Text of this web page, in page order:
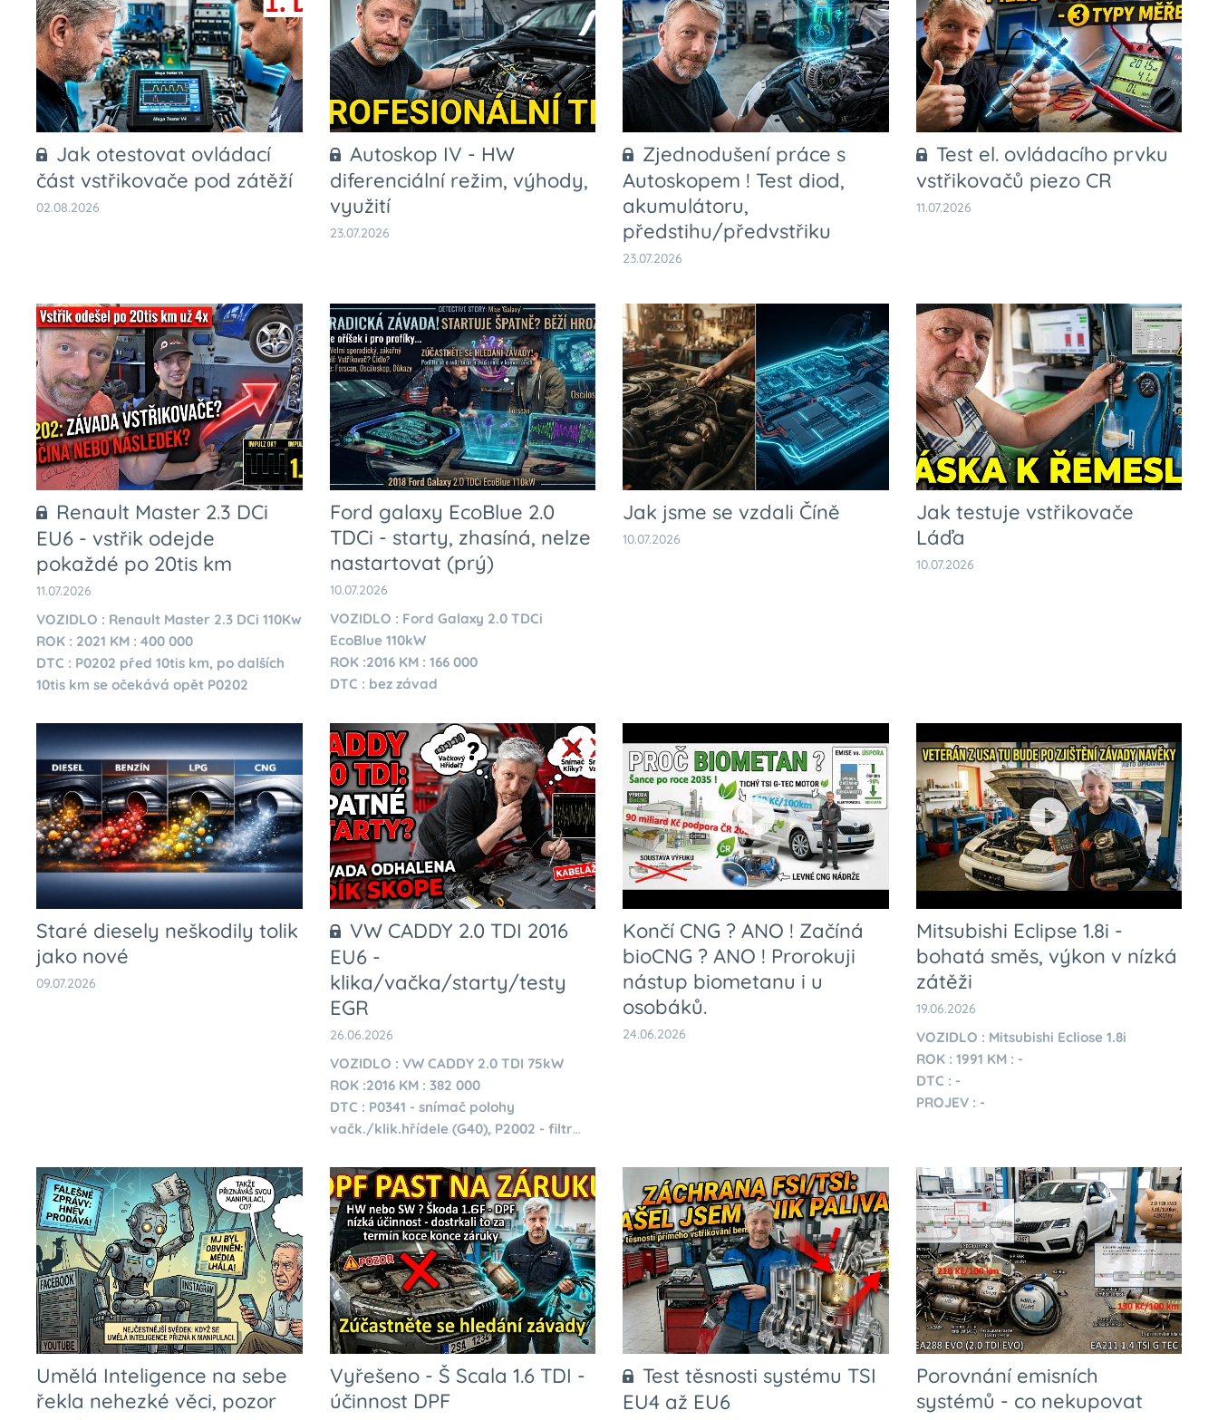
Jak otestovat ovládací
část vstřikovače pod zátěží
02.08.2026
Autoskop IV - HW
diferenciální režim, výhody,
využití
23.07.2026
Zjednodušení práce s
Autoskopem ! Test diod,
akumulátoru,
předstihu/předvstřiku
23.07.2026
Test el. ovládacího prvku
vstřikovačů piezo CR
11.07.2026
Renault Master 2.3 DCi
EU6 - vstřik odejde
pokaždé po 20tis km
11.07.2026
VOZIDLO : Renault Master 2.3 DCi 110Kw
ROK : 2021 KM : 400 000
DTC : P0202 před 10tis km, po dalších
10tis km se očekává opět P0202
Ford galaxy EcoBlue 2.0
TDCi - starty, zhasíná, nelze
nastartovat (prý)
10.07.2026
VOZIDLO : Ford Galaxy 2.0 TDCi
EcoBlue 110kW
ROK :2016 KM : 166 000
DTC : bez závad
Jak jsme se vzdali Číně
10.07.2026
Jak testuje vstřikovače
Láďa
10.07.2026
Staré diesely neškodily tolik
jako nové
09.07.2026
VW CADDY 2.0 TDI 2016
EU6 -
klika/vačka/starty/testy
EGR
26.06.2026
VOZIDLO : VW CADDY 2.0 TDI 75kW
ROK :2016 KM : 382 000
DTC : P0341 - snímač polohy
vačk./klik.hřídele (G40), P2002 - filtr
Končí CNG ? ANO ! Začíná
bioCNG ? ANO ! Prorokuji
nástup biometanu i u
osobáků.
24.06.2026
Mitsubishi Eclipse 1.8i -
bohatá směs, výkon v nízká
zátěži
19.06.2026
VOZIDLO : Mitsubishi Ecliose 1.8i
ROK : 1991 KM : -
DTC : -
PROJEV : -
Umělá Inteligence na sebe
řekla nehezké věci, pozor
Vyřešeno - Š Scala 1.6 TDI -
účinnost DPF
Test těsnosti systému TSI
EU4 až EU6
Porovnání emisních
systémů - co nekupovat